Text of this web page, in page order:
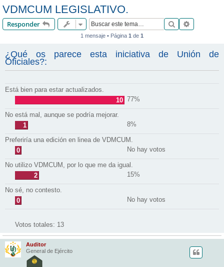
r
VDMCUM LEGISLATIVO.
Responder Buscar
1 mensaje • Página 1 de 1
¿Qué os parece esta iniciativa de Unión de
Oficiales?:
Está bien para estar actualizados.
10 77%
No está mal, aunque se podría mejorar.
1
8%
Preferiría una edición en linea de VDMCUM.
0
No hay votos
No utilizo VDMCUM, por lo que me da igual.
2
15%
No sé, no contesto.
0
No hay votos
Votos totales: 13
Auditor
General de Ejército